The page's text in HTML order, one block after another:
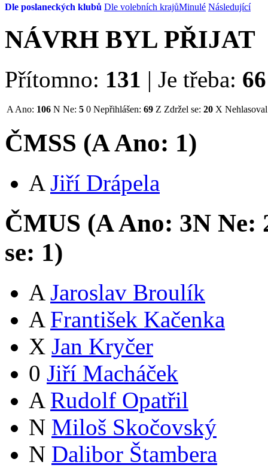
Dle poslaneckých klubů Dle volebních krajůMinulé Následující
NÁVRH BYL PŘIJAT
Přítomno: 131 | Je třeba: 66
A Ano: 106 N Ne: 5 0 Nepřihlášen: 69 Z Zdržel se: 20 X Nehlasoval
ČMSS (AAno: 1)
A Jiří Drápela
ČMUS (AAno: 3N Ne:
se: 1)
A Jaroslav Broulík
A František Kačenka
X Jan Kryčer
0 Jiří Macháček
A Rudolf Opatřil
N Miloš Skočovský
N Dalibor Štambera